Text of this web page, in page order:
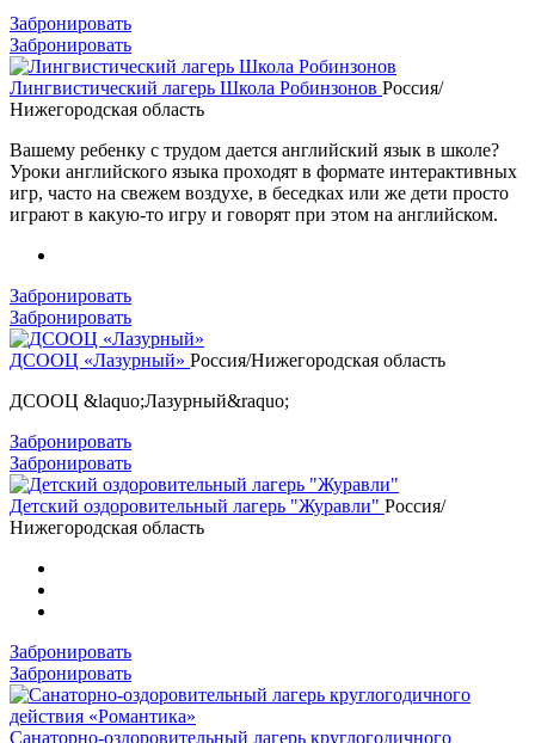
Забронировать
Забронировать
Лингвистический лагерь Школа Робинзонов Россия/
Нижегородская область
Вашему ребенку с трудом дается английский язык в школе?
Уроки английского языка проходят в формате интерактивных
игр, часто на свежем воздухе, в беседках или же дети просто
играют в какую-то игру и говорят при этом на английском.
Забронировать
Забронировать
ДСООЦ «Лазурный» Россия/Нижегородская область
ДСООЦ &laquo;Лазурный&raquo;
Забронировать
Забронировать
Детский оздоровительный лагерь "Журавли" Россия/
Нижегородская область
Забронировать
Забронировать
Санаторно-оздоровительный лагерь круглогодичного